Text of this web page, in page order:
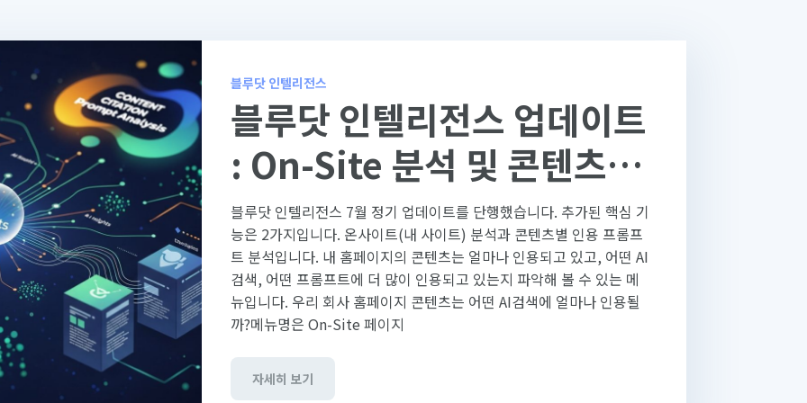
블루닷 인텔리전스
블루닷 인텔리전스 업데이트
: On-Site 분석 및 콘텐츠별
인용 프롬프트 분석 추가
블루닷 인텔리전스 7월 정기 업데이트를 단행했습니다. 추가된 핵심 기
능은 2가지입니다. 온사이트(내 사이트) 분석과 콘텐츠별 인용 프롬프
트 분석입니다. 내 홈페이지의 콘텐츠는 얼마나 인용되고 있고, 어떤 AI
검색, 어떤 프롬프트에 더 많이 인용되고 있는지 파악해 볼 수 있는 메
뉴입니다. 우리 회사 홈페이지 콘텐츠는 어떤 AI검색에 얼마나 인용될
까?메뉴명은 On-Site 페이지
자세히 보기